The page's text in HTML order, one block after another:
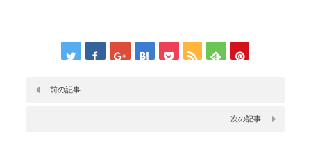
前の記事
次の記事